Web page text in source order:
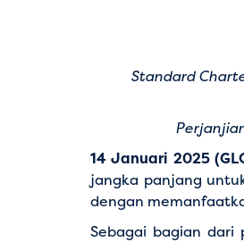
Standard
14 Januari 2025
jangka panjang
dengan
Sebagai bagian dari